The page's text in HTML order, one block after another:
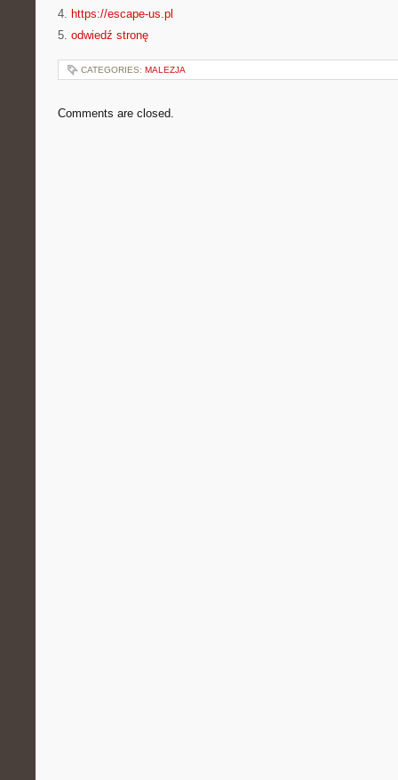
4. https://escape-us.pl
5. odwiedź stronę
CATEGORIES: MALEZJA
Comments are closed.